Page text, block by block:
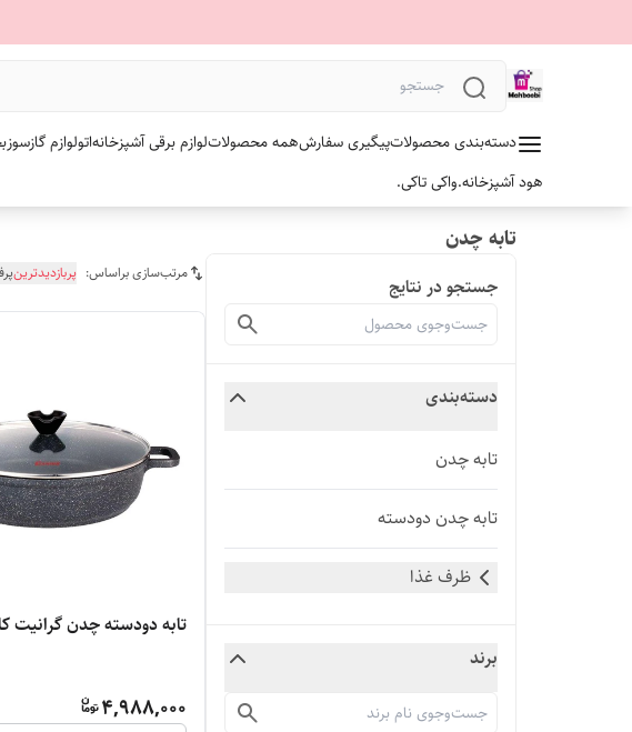
دسته‌بندی محصولاتپیگیری سفارشهمه محصولاتلوازم برقی آشپزخانهاتولوازم گازسوز
هود آشپزخانه.واکی تاکی.
تابه چدن
جستجو در نتایج
دسته‌بندی
تابه چدن
تابه چدن دودسته
ظرف غذا
برند
مرتب‌سازی براساس: پربازدیدترین
تابه دودسته چدن گرانیت
4,988,000